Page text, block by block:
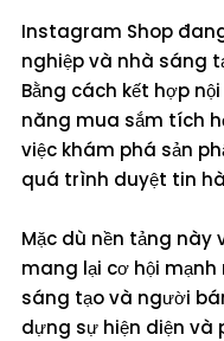
Instagram Shop
nghiệp và nhà sáng
Bằng cách kết hợp
năng mua sắm tích
việc khám phá sản
quá trình duyệt tin
Mặc dù nền tảng
mang lại cơ hội
sáng tạo và người
dựng sự hiện diện